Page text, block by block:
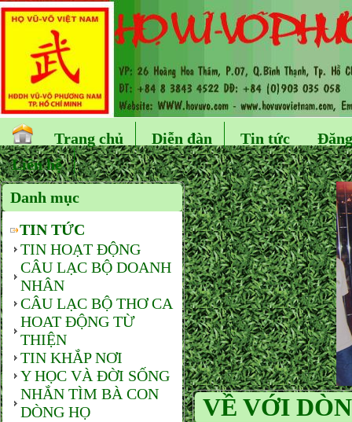
Trang chủ Diễn đàn Tin tức
Liên hệ
Danh mục
TIN TỨC
TIN HOẠT ĐỘNG
CÂU LẠC BỘ DOANH
NHÂN
CÂU LẠC BỘ THƠ CA
HOAT ĐỘNG TỪ
THIỆN
TIN KHẮP NƠI
Y HỌC VÀ ĐỜI SỐNG
NHẮN TÌM BÀ CON
DÒNG HỌ
VỀ VỚI